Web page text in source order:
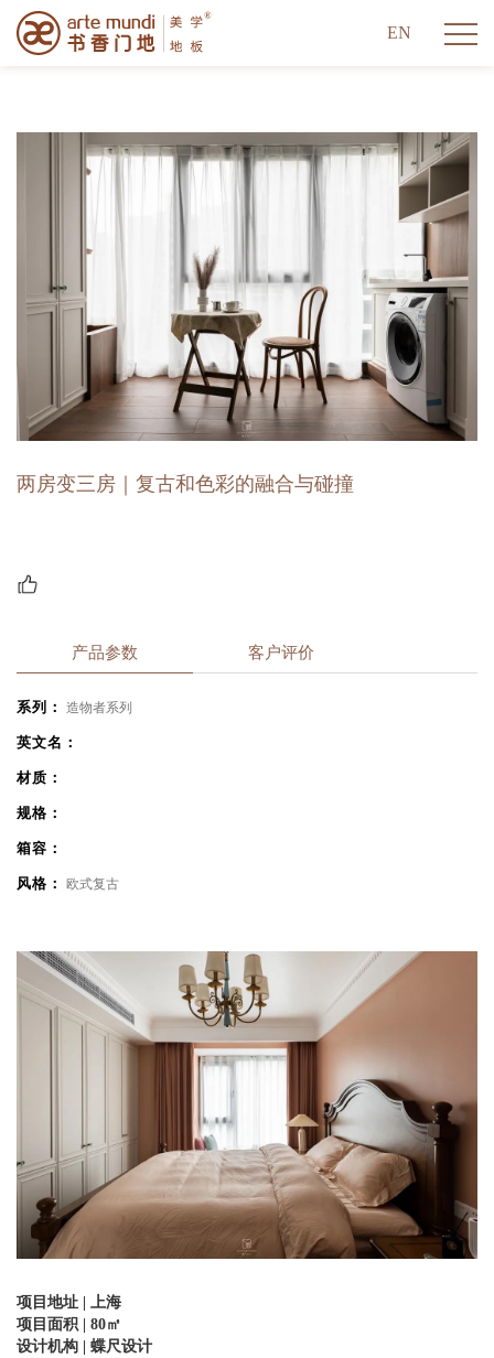
EN
两房变三房｜复古和色彩的融合与碰撞
产品参数 客户评价
系列： 造物者系列
英文名：
材质：
规格：
箱容：
风格： 欧式复古
项目地址 | 上海
项目面积 | 80㎡
设计机构 | 蝶尺设计